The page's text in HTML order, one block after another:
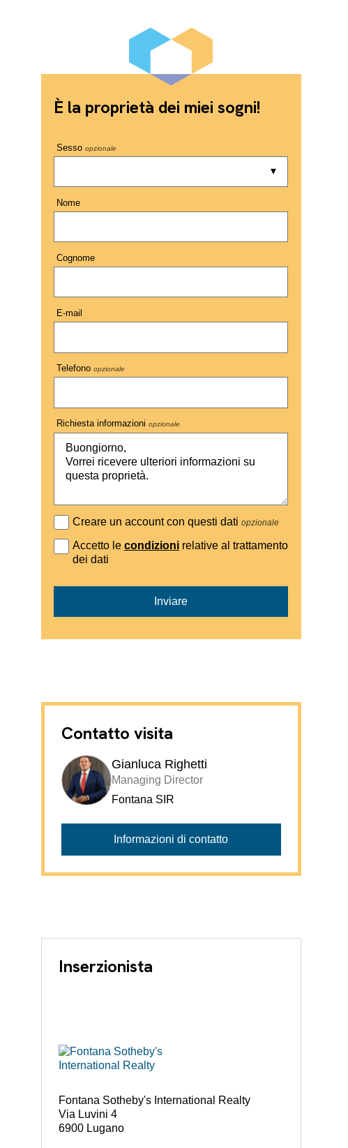
È la proprietà dei miei sogni!
Sessoopzionale
Nome
Cognome
E-mail
Telefonoopzionale
Richiesta informazioniopzionale
Creare un account con questi dati opzionale
Accetto le condizionirelative al trattamento
dei dati
Inviare
Contatto visita
Gianluca Righetti
Managing Director
Fontana SIR
Informazioni di contatto
Inserzionista
Fontana Sotheby's International Realty
Via Luvini 4
6900 Lugano